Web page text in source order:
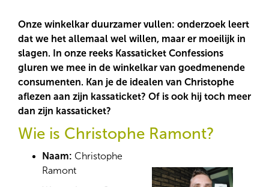
Onze winkelkar duurzamer vullen: onderzoek leert
dat we het allemaal wel willen, maar er moeilijk in
slagen. In onze reeks Kassaticket Confessions
gluren we mee in de winkelkar van goedmenende
consumenten. Kan je de idealen van Christophe
aflezen aan zijn kassaticket? Of is ook hij toch meer
dan zijn kassaticket?
Wie is Christophe Ramont?
Naam: Christophe
Ramont